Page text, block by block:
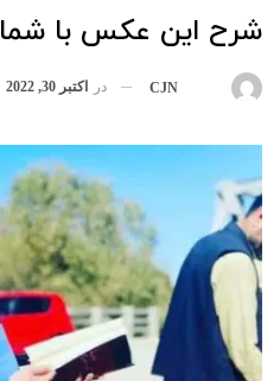
شرح این عکس با شما
CJN در اکتبر 30, 2022